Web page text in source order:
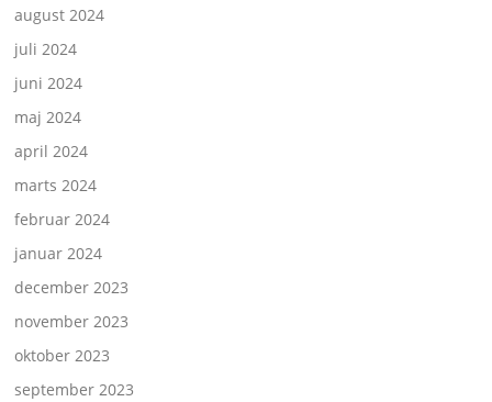
august 2024
juli 2024
juni 2024
maj 2024
april 2024
marts 2024
februar 2024
januar 2024
december 2023
november 2023
oktober 2023
september 2023